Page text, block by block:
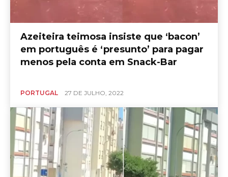
Azeiteira teimosa insiste que ‘bacon’
em português é ‘presunto’ para pagar
menos pela conta em Snack-Bar
PORTUGAL 27 DE JULHO, 2022